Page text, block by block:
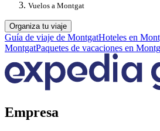
Vuelos a Montgat
Organiza tu viaje
Guía de viaje de MontgatHoteles en
MontgatPaquetes de vacaciones en
Empresa